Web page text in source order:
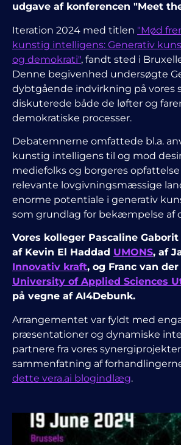
udgave af konferencen "Meet
Iteration 2024 med titlen "Mød
kunstig intelligens: Generativ
og demokrati", fandt sted i
Denne begivenhed undersøgte
dybtgående indvirkning på vores
diskuterede både de løfter og
demokratiske processer.
Debatemnerne omfattede bl.a.
kunstig intelligens til og mod
mediefolks og borgeres opfattelse
relevante lovgivningsmæssige
enorme potentiale i generativ
som grundlag for bekæmpelse af
Vores kolleger Pascaline Gaborit
af Kevin El Haddad UMONS, af
Innovativ kraft, og Franc van
University of Applied Sciences
på vegne af AI4Debunk.
Arrangementet var fyldt med
præsentationer og dynamiske
partnere fra vores
sammenfatning af
dette vera.ai blogindlæg.